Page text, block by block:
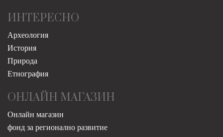
ИНТЕРЕСНО
Археология
История
Природа
Етнография
ОНЛАЙН МАГАЗИН
Онлайн магазин
фонд за регионално развитие